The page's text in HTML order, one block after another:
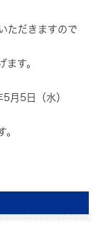
ただきますので
ます。
5月5 日（水）